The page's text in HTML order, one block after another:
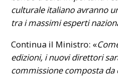
culturale italiano avranno
tra i massimi esperti
Continua il Ministro: «
edizioni, i nuovi direttori
commissione composta da